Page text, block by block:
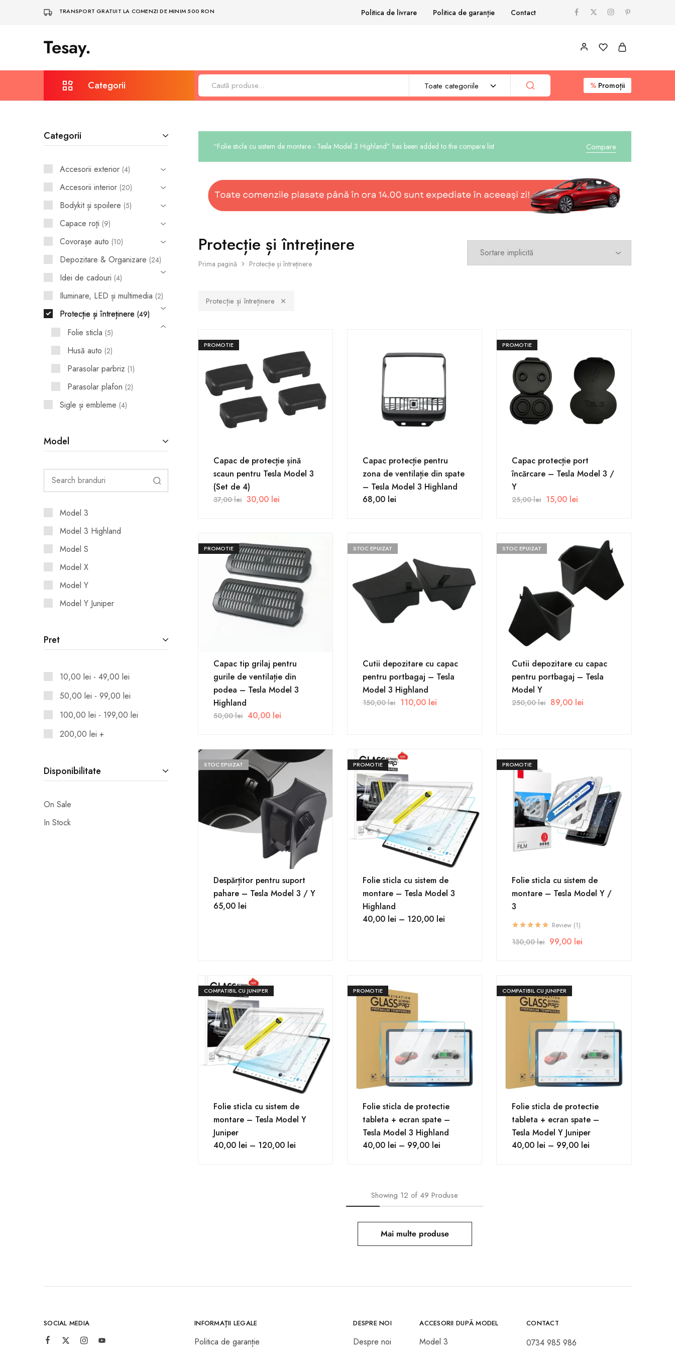
TRANSPORT GRATUIT LA COMENZI DE MINIM 500 RON Politica de livrare Politica de garanție Contact
Tesay.
Tesay
Premium Categorii
Covorașe auto
Iluminare, LED și multimedia
Sigle și embleme
Huse pentru scaune
Apărătoare de noroi
Capace roţi
Suport telefon și tabletă
Idei de cadouri
Toate categoriile % Promoții
Compare
“Folie sticla cu sistem de montare - Tesla Model 3 Highland” has been added to the compare list
Protecție și întreținere
Prima pagină Protecție și întreținere
Protecție și întreținere
PROMOTIE
Capac de protecție șină
scaun pentru Tesla Model 3
(Set de 4)
37,00lei 30,00 lei
Capac protecție pentru
zona de ventilație din spate
– Tesla Model 3 Highland
68,00 lei
PROMOTIE
Capac protecție port
încărcare – Tesla Model 3 /
Y
25,00lei 15,00 lei
PROMOTIE
Capac tip grilaj pentru
gurile de ventilație din
podea – Tesla Model 3
Highland
50,00lei 40,00 lei
STOC EPUIZAT
Cutii depozitare cu capac
pentru portbagaj – Tesla
Model 3 Highland
150,00lei 110,00 lei
STOC EPUIZAT
Cutii depozitare cu capac
pentru portbagaj – Tesla
Model Y
250,00lei 89,00 lei
STOC EPUIZAT
Despărțitor pentru suport
pahare – Tesla Model 3 / Y
65,00 lei
PROMOTIE
Folie sticla cu sistem de
montare – Tesla Model 3
Highland
40,00 lei – 120,00 lei
PROMOTIE
Folie sticla cu sistem de
montare – Tesla Model Y /
3
Review (1)
130,00lei 99,00 lei
COMPATIBIL CU JUNIPER
Folie sticla cu sistem de
montare – Tesla Model Y
Juniper
40,00 lei – 120,00 lei
PROMOTIE
Folie sticla de protectie
tableta + ecran spate –
Tesla Model 3 Highland
40,00 lei – 99,00 lei
COMPATIBIL CU JUNIPER
Folie sticla de protectie
tableta + ecran spate –
Tesla Model Y Juniper
40,00 lei – 99,00 lei
Showing 12of 49Produse
Mai multe produse
Categorii
Accesorii exterior 4
Accesorii interior 20
Bodykit și spoilere 5
Capace roţi 9
Covorașe auto 10
Depozitare & Organizare 24
Idei de cadouri 4
Iluminare, LED și multimedia 2
Protecție și întreținere 49
Folie sticla 5
Husă auto 2
Parasolar parbriz 1
Parasolar plafon 2
Sigle și embleme 4
Model
Model 3
Model 3 Highland
Model S
Model X
Model Y
Model Y Juniper
Pret
10,00 lei - 49,00 lei
50,00 lei - 99,00 lei
100,00 lei - 199,00 lei
200,00 lei +
Disponibilitate
On Sale
In Stock
SOCIAL MEDIA INFORMAȚII LEGALE
Politica de garanție
DESPRE NOI
Despre noi
ACCESORII DUPĂ MODEL
Model 3
CONTACT
0734 985 986